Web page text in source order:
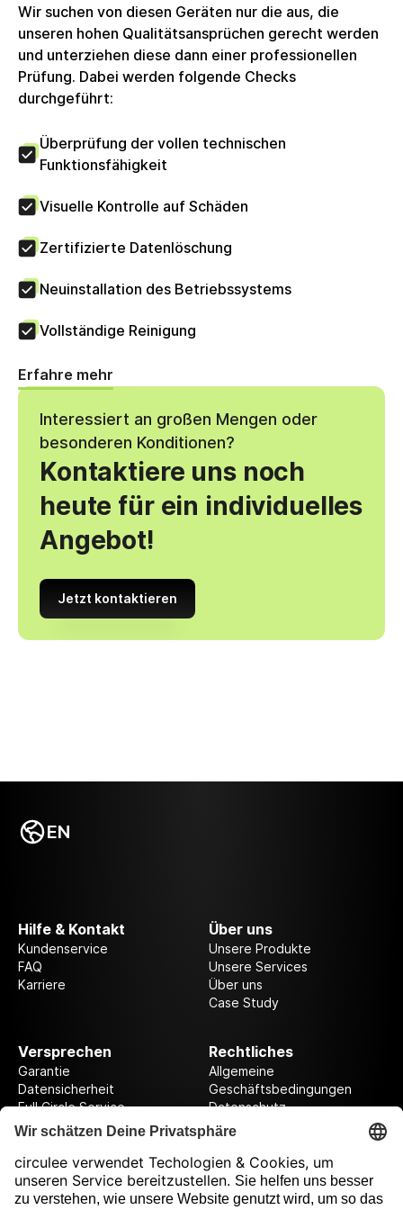
Wir suchen von diesen Geräten nur die aus, die
unseren hohen Qualitätsansprüchen gerecht werden
und unterziehen diese dann einer professionellen
Prüfung. Dabei werden folgende Checks
durchgeführt:
Überprüfung der vollen technischen
Funktionsfähigkeit
Visuelle Kontrolle auf Schäden
Zertifizierte Datenlöschung
Neuinstallation des Betriebssystems
Vollständige Reinigung
Erfahre mehr
Interessiert an großen Mengen oder
besonderen Konditionen?
Kontaktiere uns noch
heute für ein individuelles
Angebot!
Jetzt kontaktieren
EN
Hilfe & Kontakt
Kundenservice
FAQ
Karriere
Über uns
Unsere Produkte
Unsere Services
Über uns
Case Study
Versprechen
Garantie
Datensicherheit
Full Circle Service
Rechtliches
Allgemeine
Geschäftsbedingungen
Datenschutz
Datenschutzeinstellungen